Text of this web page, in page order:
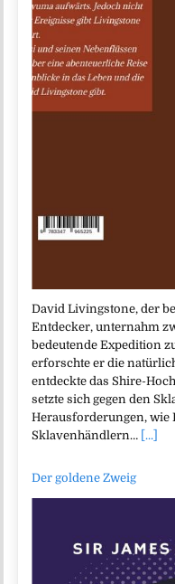
David Livingstone, der
Entdecker, unternahm
bedeutende Expedition
erforschte er die
entdeckte das Shire-
setzte sich gegen den
Herausforderungen,
Sklavenhändlern… [...]
Der goldene Zweig